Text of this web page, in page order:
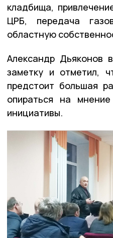
кладбища,
ЦРБ, передача
областную
Александр Дьяконов
заметку и отметил,
предстоит большая
опираться на
инициативы.